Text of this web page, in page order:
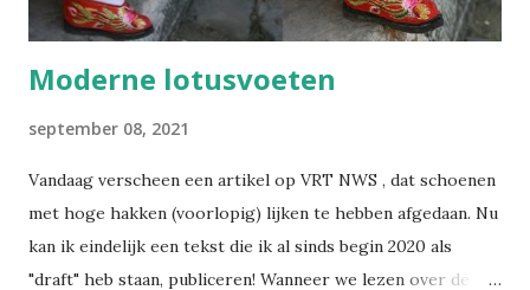
nieuwsbrief wil ik alles bundelen en gestructureerd ...
Moderne lotusvoeten
september 08, 2021
Vandaag verscheen een artikel op VRT NWS , dat schoenen
met hoge hakken (voorlopig) lijken te hebben afgedaan. Nu
kan ik eindelijk een tekst die ik al sinds begin 2020 als
"draft" heb staan, publiceren! Wanneer we lezen over de